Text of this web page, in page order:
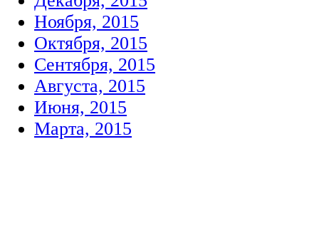
Ноября, 2015
Октября, 2015
Сентября, 2015
Августа, 2015
Июня, 2015
Марта, 2015